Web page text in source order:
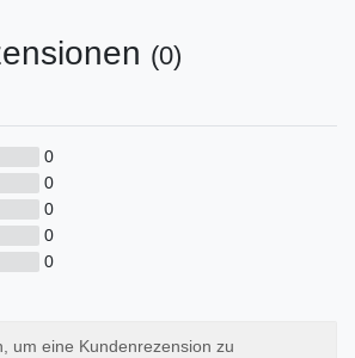
(0)
0
0
0
0
0
um eine Kundenrezension zu